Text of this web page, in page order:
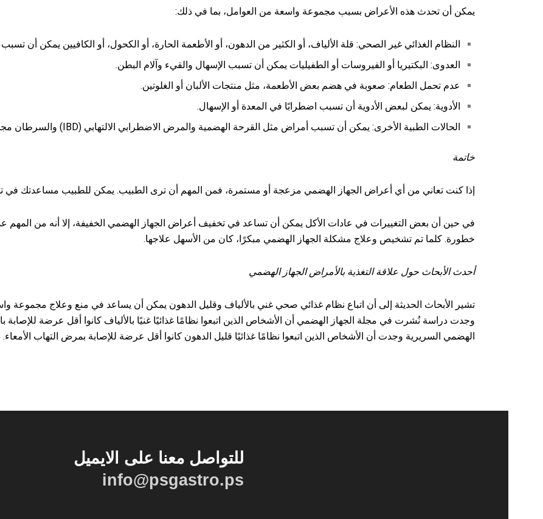
يمكن أن تحدث هذه الأعراض بسبب مجموعة واسعة من العوامل، بما في ذلك:
النظام الغذائي غير الصحي: قلة الألياف، أو الكثير من الدهون، أو الأطعمة الحارة، أو الكحول، أو الكافيين يمكن أن
العدوى: البكتيريا أو الفيروسات أو الطفيليات يمكن أن تسبب الإسهال والقيء وآلام البطن.
عدم تحمل الطعام: صعوبة في هضم بعض الأطعمة، مثل منتجات الألبان أو الغلوتين.
الأدوية: يمكن لبعض الأدوية أن تسبب اضطرابًا في المعدة أو الإسهال.
الحالات الطبية الأخرى: يمكن أن تسبب أمراض مثل القرحة الهضمية والمرض الاضطرابي الالتهابي (IBD) والسرطان مجموعة واسعة من أعراض الجهاز الهضمي.
خاتمة
إذا كنت تعاني من أي أعراض الجهاز الهضمي مزعجة أو مستمرة، فمن المهم أن ترى الطبيب. يمكن للطبيب مساعدتك
في حين أن بعض التغييرات في عادات الأكل يمكن أن تساعد في تخفيف أعراض الجهاز الهضمي الخفيفة، إلا أنه من المهم
خطورة. كلما تم تشخيص وعلاج مشكلة الجهاز الهضمي مبكرًا، كان من الأسهل علاجها.
أحدث الأبحاث حول علاقة التغذية بالأمراض الجهاز الهضمي
تشير الأبحاث الحديثة إلى أن اتباع نظام غذائي صحي غني بالألياف وقليل الدهون يمكن أن يساعد في منع وعلاج مجموعة
وجدت دراسة نُشرت في مجلة الجهاز الهضمي أن الأشخاص الذين اتبعوا نظامًا غذائيًا غنيًا بالألياف كانوا أقل عرضة
الهضمي السريرية وجدت أن الأشخاص الذين اتبعوا نظامًا غذائيًا قليل الدهون كانوا أقل عرضة للإصابة بمرض التهاب الأمعاء.
للتواصل معنا على الايميل
info@psgastro.ps